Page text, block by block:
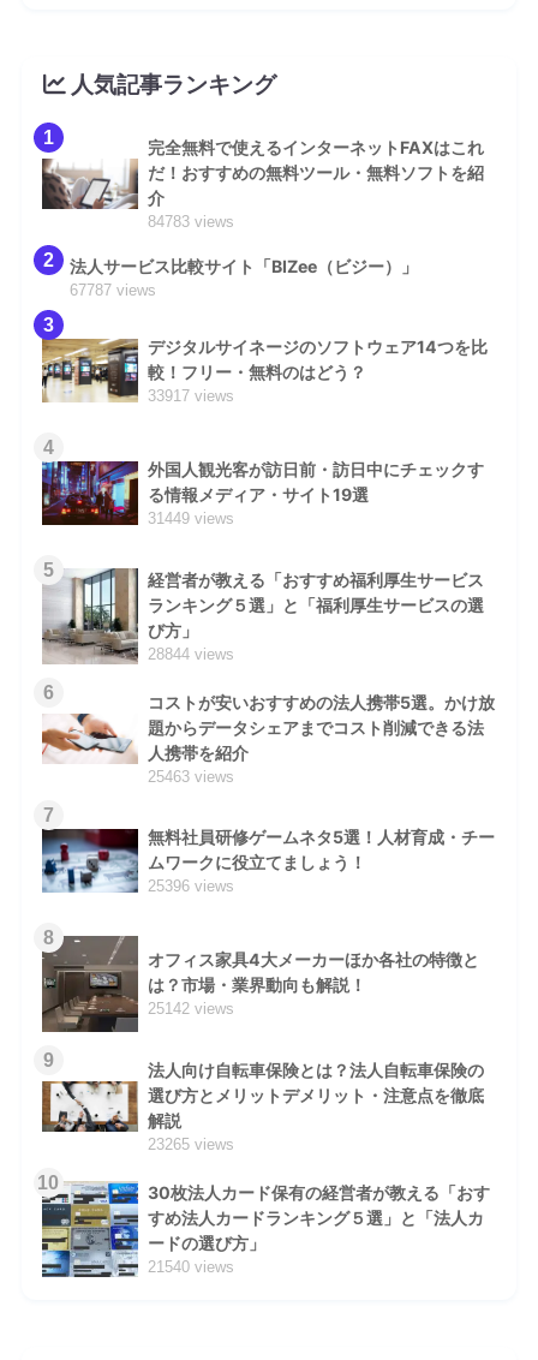
人気記事ランキング
1
完全無料で使えるインターネットFAXはこれ
だ！おすすめの無料ツール・無料ソフトを紹
介
84783 views
2 法人サービス比較サイト「BIZee（ビジー）」
67787 views
3
デジタルサイネージのソフトウェア14つを比
較！フリー・無料のはどう？
33917 views
4
外国人観光客が訪日前・訪日中にチェックす
る情報メディア・サイト19選
31449 views
5
経営者が教える「おすすめ福利厚生サービス
ランキング５選」と「福利厚生サービスの選
び方」
28844 views
6
コストが安いおすすめの法人携帯5選。かけ放
題からデータシェアまでコスト削減できる法
人携帯を紹介
25463 views
7
無料社員研修ゲームネタ5選！人材育成・チー
ムワークに役立てましょう！
25396 views
8
オフィス家具4大メーカーほか各社の特徴と
は？市場・業界動向も解説！
25142 views
9
法人向け自転車保険とは？法人自転車保険の
選び方とメリットデメリット・注意点を徹底
解説
23265 views
10
30枚法人カード保有の経営者が教える「おす
すめ法人カードランキング５選」と「法人カ
ードの選び方」
21540 views